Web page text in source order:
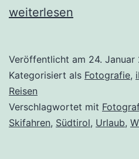
weiterlesen
Veröffentlicht am 24. Januar
Kategorisiert als Fotografie,
Reisen
Verschlagwortet mit
Skifahren, Südtirol, Urlaub,